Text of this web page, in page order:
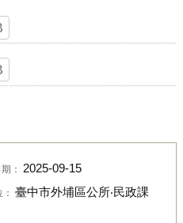
： 2025-09-15
臺中市外埔區公所‧民政課